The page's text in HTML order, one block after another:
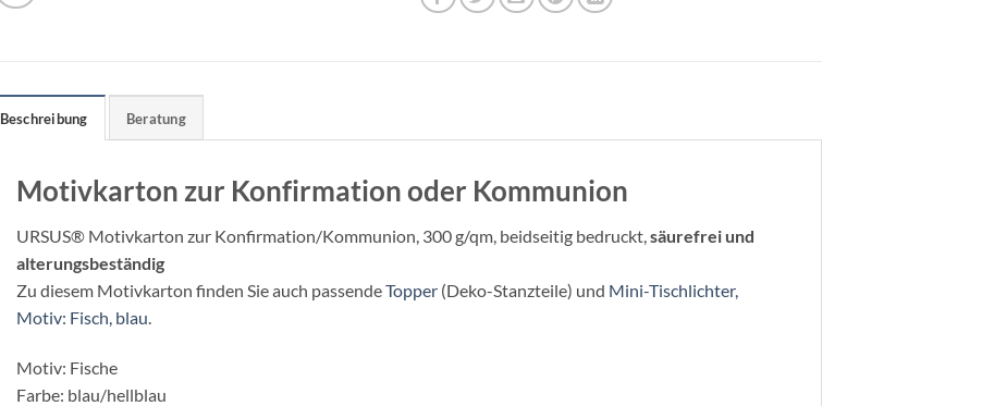
Beschreibung Beratung
Motivkarton zur Konfirmation oder Kommunion
URSUS® Motivkarton zur Konfirmation/Kommunion, 300 g/qm, beidseitig bedruckt,säurefrei und
alterungsbeständig
Zu diesem Motivkarton finden Sie auch passendeTopper(Deko-Stanzteile) und Mini-Tischlichter,
Motiv: Fisch, blau.
Motiv: Fische
Farbe: blau/hellblau